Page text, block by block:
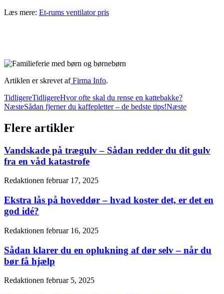
Læs mere: Et-rums ventilator pris
Artiklen er skrevet afFirma Info.
TidligereTidligereHvor ofte skal du rense en kattebakke?
NæsteSådan fjerner du kaffepletter – de bedste tips!Næste
Flere artikler
Vandskade på trægulv – Sådan redder du dit gulv
fra en våd katastrofe
Redaktionen februar 17, 2025
Ekstra lås på hoveddør – hvad koster det, er det en
god idé?
Redaktionen februar 16, 2025
Sådan klarer du en oplukning af dør selv – når du
bør få hjælp
Redaktionen februar 5, 2025